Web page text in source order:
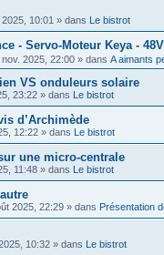
10:01 » dans Le bistrot
- Servo-Moteur Keya -
nov. 2025, 22:00 » dans A aimants
VS onduleurs solaire
23:22 » dans Le bistrot
d’Archimède
12:22 » dans Le bistrot
une micro-centrale
11:48 » dans Le bistrot
2025, 22:29 » dans Présentation
10:32 » dans Le bistrot